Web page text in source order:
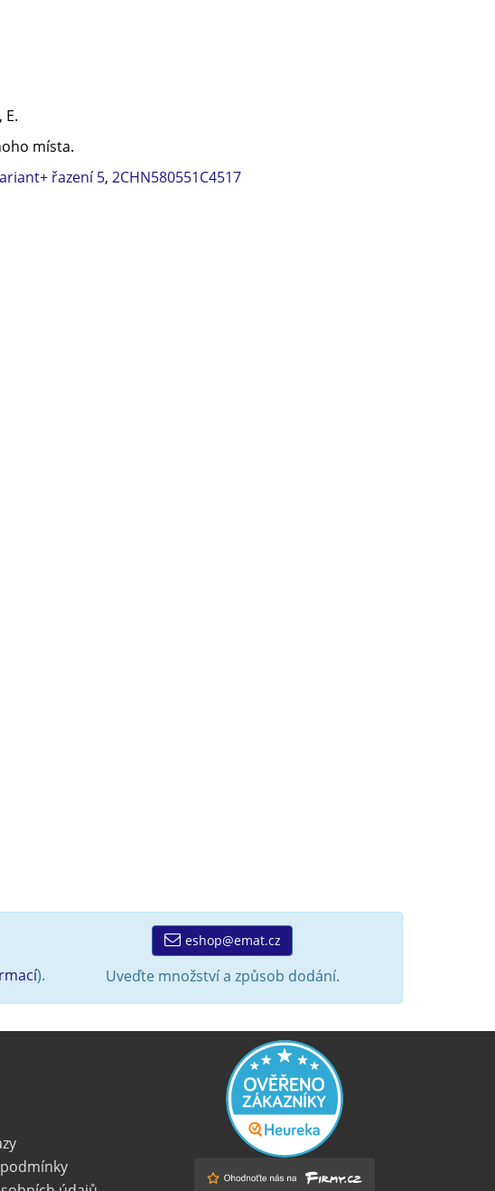
místa.
řazení 5, 2CHN580551C4517
).
eshop@emat.cz
Uveďte množství a způsob dodání.